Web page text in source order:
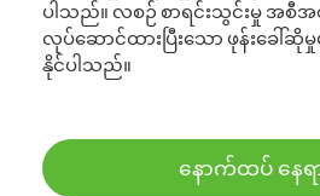
ပါသည်။ လစဉ် စာရင်းသွင်းမှု အစီ
လုပ်ဆောင်ထားပြီးသော ဖုန်းခေါ်ဆို
နိုင်ပါသည်။
နောက်ထပ် နေရာ